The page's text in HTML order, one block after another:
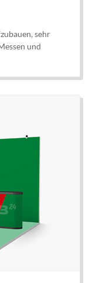
sehr
und